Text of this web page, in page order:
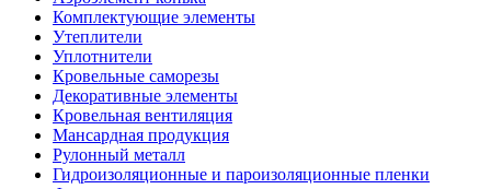
Комплектующие элементы
Утеплители
Уплотнители
Кровельные саморезы
Декоративные элементы
Кровельная вентиляция
Мансардная продукция
Рулонный металл
Гидроизоляционные и пароизоляционные пленки